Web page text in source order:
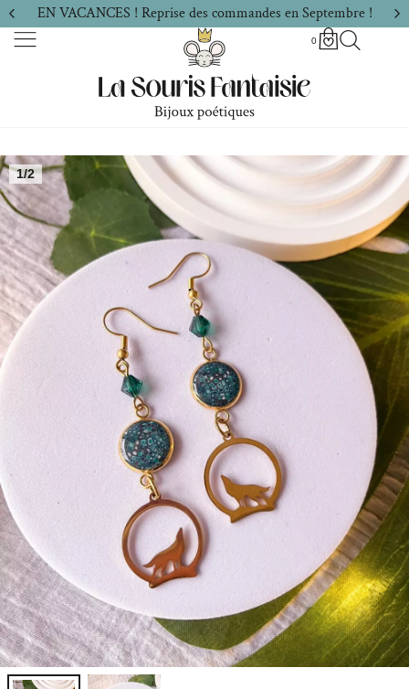
EN VACANCES ! Reprise des commandes en Septembre !
0
1/2